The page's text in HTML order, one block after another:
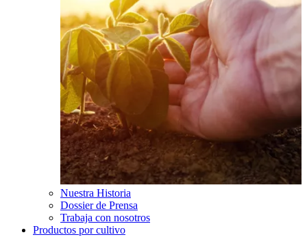
Nuestra Historia
Dossier de Prensa
Trabaja con nosotros
Productos por cultivo